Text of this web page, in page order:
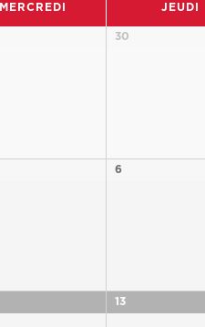
MERCREDI JEUDI
30
6
13